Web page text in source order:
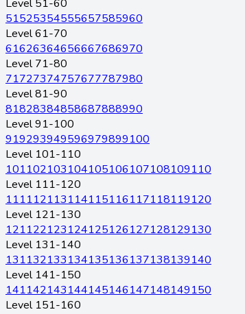
Level 51-60
51525354555657585960
Level 61-70
61626364656667686970
Level 71-80
71727374757677787980
Level 81-90
81828384858687888990
Level 91-100
919293949596979899100
Level 101-110
101102103104105106107108109110
Level 111-120
111112113114115116117118119120
Level 121-130
121122123124125126127128129130
Level 131-140
131132133134135136137138139140
Level 141-150
141142143144145146147148149150
Level 151-160